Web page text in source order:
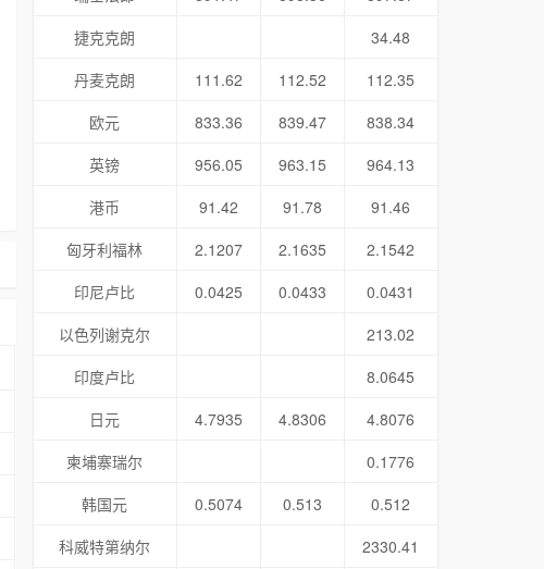
捷克克朗
34.48
丹麦克朗
111.62 112.52
112.35
欧元
833.36 839.47
838.34
英镑
956.05 963.15
964.13
港币
91.42 91.78
91.46
匈牙利福林
2.1207 2.1635
2.1542
印尼卢比
0.0425 0.0433
0.0431
以色列谢克尔
213.02
印度卢比
8.0645
日元
4.7935 4.8306
4.8076
柬埔寨瑞尔
0.1776
韩国元
0.5074 0.513
0.512
科威特第纳尔
2330.41